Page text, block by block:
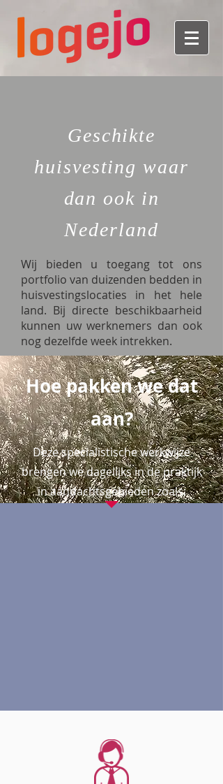
Geschikte
huisvesting waar
dan ook in
Nederland
Wij bieden u toegang tot ons
portfolio van duizenden bedden in
huisvestingslocaties in het hele
land. Bij directe beschikbaarheid
kunnen uw werknemers dan ook
nog dezelfde week intrekken.
Hoe pakken we dat
aan?
Deze specialistische werkwijze
brengen we dagelijks in de praktijk
in aandachtsgebieden zoals: